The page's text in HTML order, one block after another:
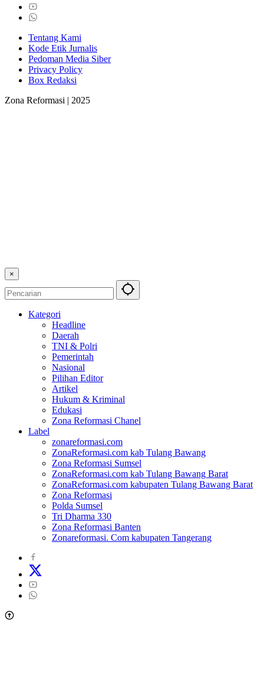
Tentang Kami
Kode Etik Jurnalis
Pedoman Media Siber
Privacy Policy
Box Redaksi
Zona Reformasi | 2025
×
Kategori
Headline
Daerah
TNI & Polri
Pemerintah
Nasional
Pilihan Editor
Artikel
Hukum & Kriminal
Edukasi
Zona Reformasi Chanel
Label
zonareformasi.com
ZonaReformasi.com kab Tulang Bawang
Zona Reformasi Sumsel
ZonaReformasi.com kab Tulang Bawang Barat
ZonaReformasi.com kabupaten Tulang Bawang Barat
Zona Reformasi
Polda Sumsel
Tri Dharma 330
Zona Reformasi Banten
Zonareformasi. Com kabupaten Tangerang